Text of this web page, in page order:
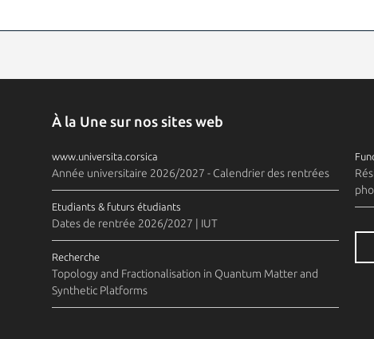
À la Une sur nos sites web
www.universita.corsica
Année universitaire 2026/2027 - Calendrier des rentrées
Etudiants & futurs étudiants
Dates de rentrée 2026/2027 | IUT
Recherche
Topology and Fractionalisation in Quantum Matter and
Synthetic Platforms